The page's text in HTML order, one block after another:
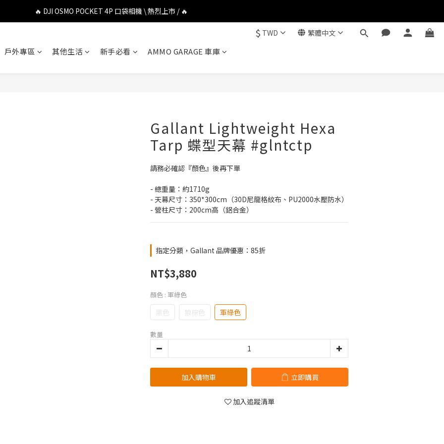
🔥 DJI OSMO POCKET 4P 口袋相機 \ 熱烈上市 / 🔥
🔥 DJI OSMO POCKET 4P 口袋相機 \ 熱烈上市 / 🔥
🔥 Insta360 GO Ultra Hello Kitty 聯名限定套裝 \ 時尚上市 / 🔥
$ TWD 繁體中文
戶外專區 其他生活 新手必看 AMMO GARAGE 車庫
Gallant Lightweight Hexa
Tarp 蝶型天幕 #glntctp
請務必確認『顏色』後再下單
- 總重量：約1710g
- 天幕尺寸：350*300cm（30D尼龍格紋布、PU2000水壓防水）
- 營柱尺寸：200cm高（鋁合金）
指定分類，Gallant 品牌優惠：85折
NT$3,880
顏色 : 軍綠色
黑色 狼棕色 軍綠色
數量
加入購物車 立即購買
加入追蹤清單